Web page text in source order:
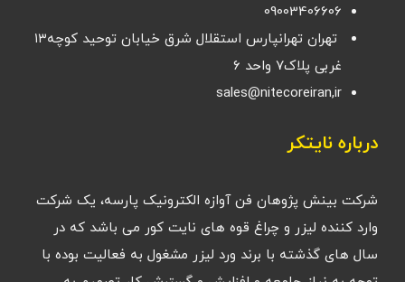
09003406606
تهران تهرانپارس استقلال شرق خیابان توحید کوچه۱۳
غربی پلاک۷ واحد ۶
sales@nitecoreiran,ir
درباره نایتکر
شرکت بینش پژوهان فن آوازه الکترونیک پارسه، یک شرکت
وارد کننده لیزر و چراغ قوه های نایت کور می باشد که در
سال های گذشته با برند ورد لیزر مشغول به فعالیت بوده با